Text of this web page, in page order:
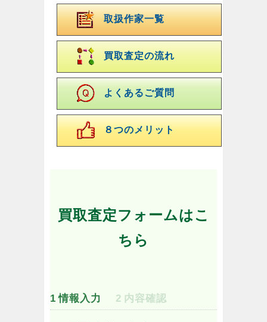
取扱作家一覧
買取査定の流れ
よくあるご質問
８つのメリット
買取査定フォームはこ
ちら
1 情報入力 2 内容確認